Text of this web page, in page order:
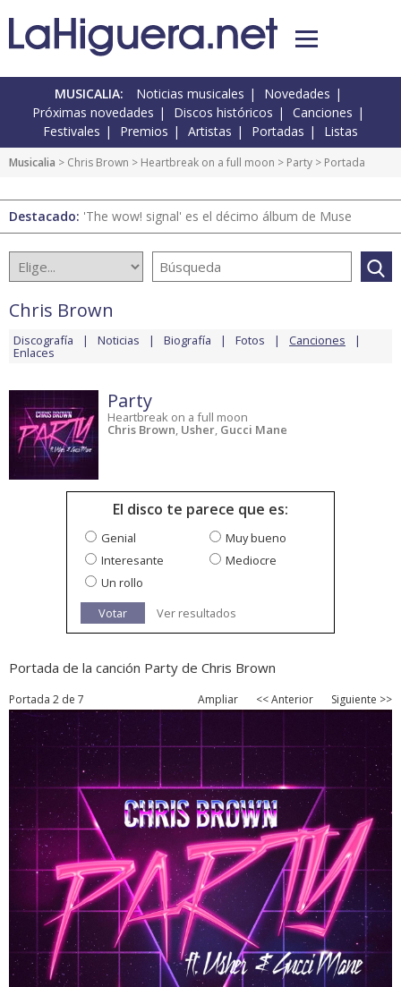
MUSICALIA: Noticias musicales
Novedades
Próximas novedades
Discos históricos
Canciones
Festivales
Premios Artistas Portadas Listas
Musicalia > Chris Brown > Heartbreak on a full moon > Party > Portada
Destacado: 'The wow! signal' es el décimo álbum de Muse
Chris Brown
Discografía Noticias Biografía Fotos Canciones
Enlaces
Party
Heartbreak on a full moon
Chris Brown, Usher, Gucci Mane
El disco te parece que es:
Genial
Muy bueno
Interesante
Mediocre
Un rollo
Votar
Ver resultados
Portada de la canción Party de Chris Brown
Portada 2 de 7 Ampliar << Anterior Siguiente >>